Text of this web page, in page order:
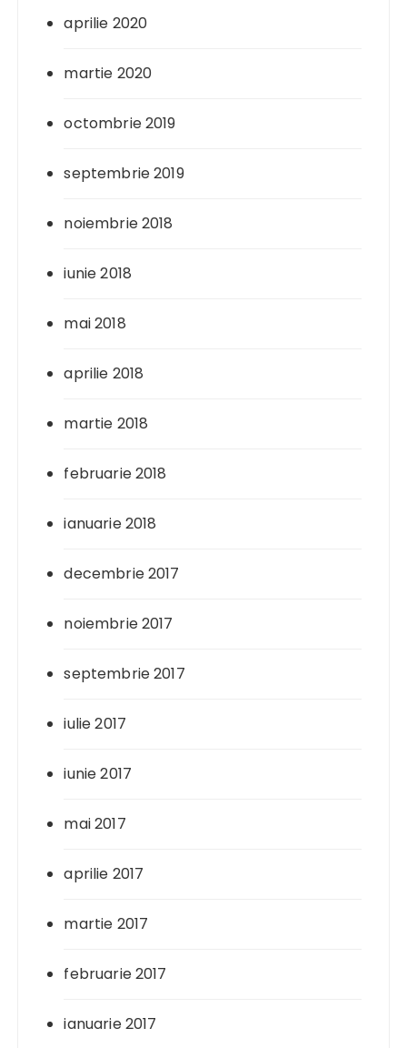
aprilie 2020
martie 2020
octombrie 2019
septembrie 2019
noiembrie 2018
iunie 2018
mai 2018
aprilie 2018
martie 2018
februarie 2018
ianuarie 2018
decembrie 2017
noiembrie 2017
septembrie 2017
iulie 2017
iunie 2017
mai 2017
aprilie 2017
martie 2017
februarie 2017
ianuarie 2017